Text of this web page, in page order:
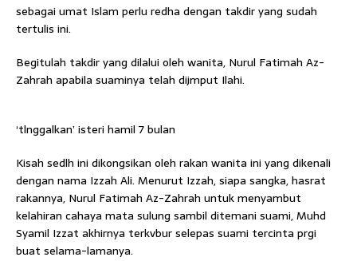
sebagai umat Islam perlu redha dengan takdir yang sudah
tertulis ini.
Begitulah takdir yang dilalui oleh wanita, Nurul Fatimah Az-
Zahrah apabila suaminya telah dijmput Ilahi.
‘tlnggalkan’ isteri hamil 7 bulan
Kisah sedlh ini dikongsikan oleh rakan wanita ini yang dikenali
dengan nama Izzah Ali. Menurut Izzah, siapa sangka, hasrat
rakannya, Nurul Fatimah Az-Zahrah untuk menyambut
kelahiran cahaya mata sulung sambil ditemani suami, Muhd
Syamil Izzat akhirnya terkvbur selepas suami tercinta prgi
buat selama-lamanya.